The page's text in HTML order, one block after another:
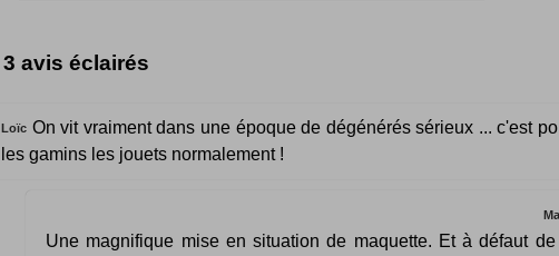
3 avis éclairés
Loïc On vit vraiment dans une époque de dégénérés sérieux ... c'est
les gamins les jouets normalement !
Une magnifique mise en situation de maquette. Et à défaut